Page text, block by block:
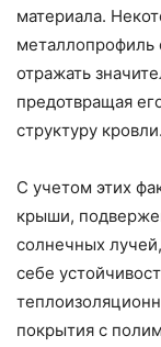
материала.
металлопрофиль
отражать
предотвращая
структуру кровли.
С учетом этих
крыши,
солнечных
себе
покрытия с